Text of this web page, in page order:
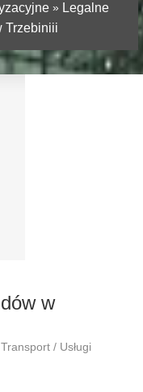
» Legalne
Trzebiniii
w
/ Usługi